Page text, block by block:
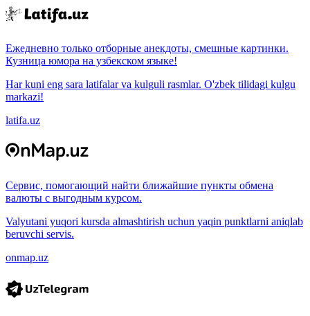
Ежедневно только отборные анекдоты, смешные картинки.
Кузница юмора на узбекском языке!
Har kuni eng sara latifalar va kulguli rasmlar. O'zbek tilidagi kulgu
markazi!
latifa.uz
Сервис, помогающий найти ближайшие пункты обмена
валюты с выгодным курсом.
Valyutani yuqori kursda almashtirish uchun yaqin punktlarni aniqlab
beruvchi servis.
onmap.uz